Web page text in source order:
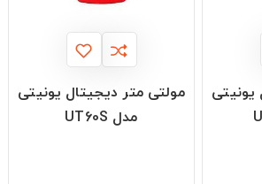
یونیتی
مولتی متر دیجیتال یونیتی
مدل UT60S